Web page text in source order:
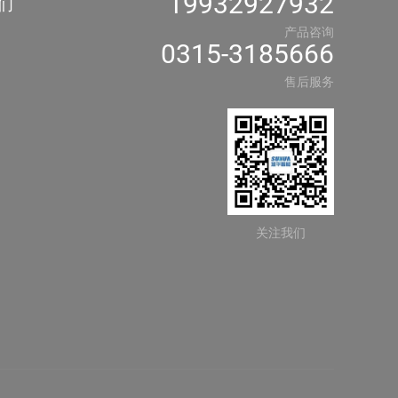
产品咨询
0315-3185666
售后服务
关注我们